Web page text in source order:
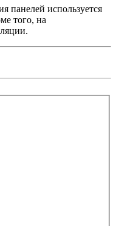
панелей используется
того, на